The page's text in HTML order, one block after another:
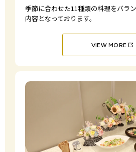
季節に合わせた11種類の料理をバラ
内容となっております。
VIEW MORE